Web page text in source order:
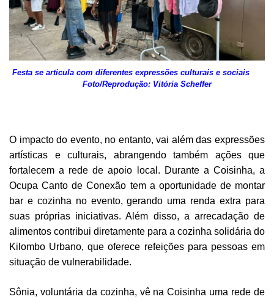
Festa se articula com diferentes expressões culturais e sociais
Foto/Reprodução: Vitória Scheffer
O impacto do evento, no entanto, vai além das expressões
artísticas e culturais, abrangendo também ações que
fortalecem a rede de apoio local. Durante a Coisinha, a
Ocupa Canto de Conexão tem a oportunidade de montar
bar e cozinha no evento, gerando uma renda extra para
suas próprias iniciativas. Além disso, a arrecadação de
alimentos contribui diretamente para a cozinha solidária do
Kilombo Urbano, que oferece refeições para pessoas em
situação de vulnerabilidade.
Sônia, voluntária da cozinha, vê na Coisinha uma rede de